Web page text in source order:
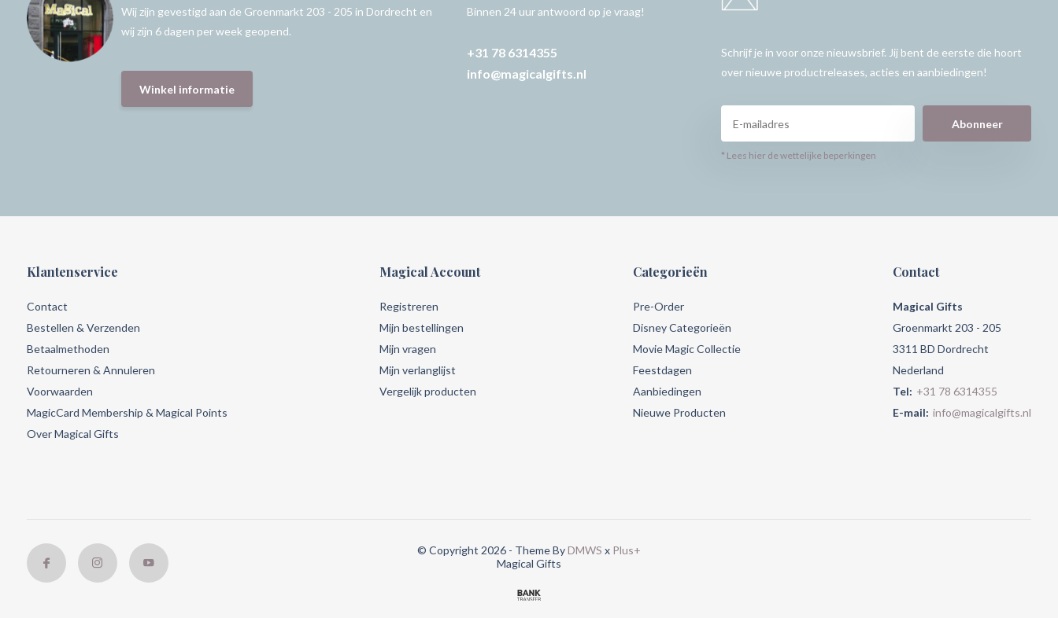
Wij zijn gevestigd aan de Groenmarkt 203 - 205 in Dordrecht en
wij zijn 6 dagen per week geopend.
Winkel informatie
Binnen 24 uur antwoord op je vraag!
+31 78 6314355
info@magicalgifts.nl
Schrijf je in voor onze nieuwsbrief. Jij bent de eerste die hoort
over nieuwe productreleases, acties en aanbiedingen!
Abonneer
* Lees hier de wettelijke beperkingen
Klantenservice
Contact
Bestellen & Verzenden
Betaalmethoden
Retourneren & Annuleren
Voorwaarden
MagicCard Membership & Magical Points
Over Magical Gifts
Magical Account
Registreren
Mijn bestellingen
Mijn vragen
Mijn verlanglijst
Vergelijk producten
Categorieën
Pre-Order
Disney Categorieën
Movie Magic Collectie
Feestdagen
Aanbiedingen
Nieuwe Producten
Contact
Magical Gifts
Groenmarkt 203 - 205
3311 BD Dordrecht
Nederland
Tel: +31 78 6314355
E-mail: info@magicalgifts.nl
© Copyright 2026 - Theme ByDMWS x Plus+
Magical Gifts